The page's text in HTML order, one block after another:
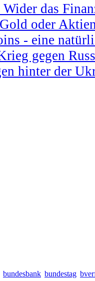
das
oder
- eine
gegen
hinter der
bundesbank bundestag